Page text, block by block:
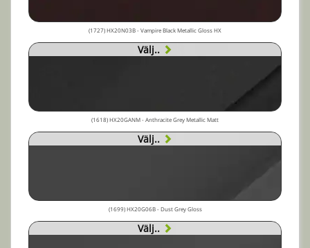
(1727) HX20N03B - Vampire Black Metallic Gloss HX
Välj..
(1618) HX20GANM - Anthracite Grey Metallic Matt
Välj..
(1699) HX20G06B - Dust Grey Gloss
Välj..